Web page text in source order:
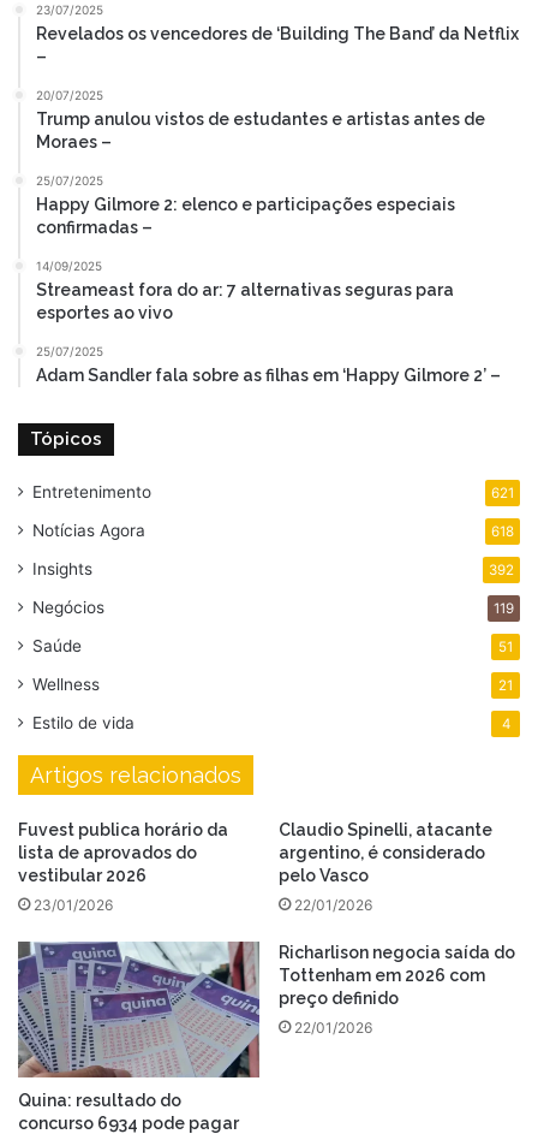
23/07/2025
Revelados os vencedores de ‘Building The Band’ da Netflix
–
20/07/2025
Trump anulou vistos de estudantes e artistas antes de
Moraes –
25/07/2025
Happy Gilmore 2: elenco e participações especiais
confirmadas –
14/09/2025
Streameast fora do ar: 7 alternativas seguras para
esportes ao vivo
25/07/2025
Adam Sandler fala sobre as filhas em ‘Happy Gilmore 2’ –
Tópicos
Entretenimento 621
Notícias Agora 618
Insights 392
Negócios 119
Saúde 51
Wellness 21
Estilo de vida 4
Artigos relacionados
Fuvest publica horário da
lista de aprovados do
vestibular 2026
23/01/2026
Claudio Spinelli, atacante
argentino, é considerado
pelo Vasco
22/01/2026
Quina: resultado do
concurso 6934 pode pagar
Richarlison negocia saída do
Tottenham em 2026 com
preço definido
22/01/2026